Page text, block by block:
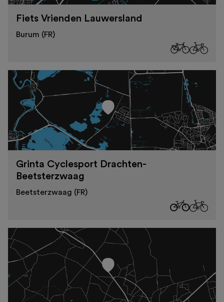
Fiets Vrienden Lauwersland
Burum (FR)
Grinta Cyclesport Drachten-
Beetsterzwaag
Beetsterzwaag (FR)